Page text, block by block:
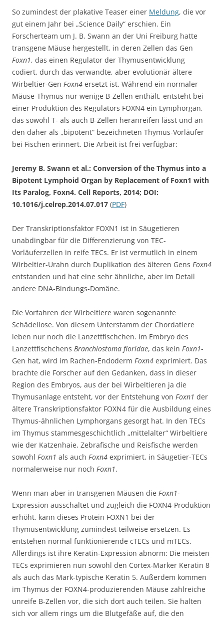
So zumindest der plakative Teaser einer Meldung, die vor
gut einem Jahr bei „Science Daily“ erschien. Ein
Forscherteam um J. B. Swann an der Uni Freiburg hatte
transgene Mäuse hergestellt, in deren Zellen das Gen
Foxn1, das einen Regulator der Thymusentwicklung
codiert, durch das verwandte, aber evolutionär ältere
Wirbeltier-Gen Foxn4 ersetzt ist. Während ein normaler
Mäuse-Thymus nur wenige B-Zellen enthält, entsteht bei
einer Produktion des Regulators FOXN4 ein Lymphorgan,
das sowohl T- als auch B-Zellen heranreifen lässt und an
den daher als „bipotent“ bezeichneten Thymus-Vorläufer
bei Fischen erinnert. Die Arbeit ist frei verfügbar:
Jeremy B. Swann et al.: Conversion of the Thymus into a
Bipotent Lymphoid Organ by Replacement of Foxn1 with
Its Paralog, Foxn4. Cell Reports, 2014; DOI:
10.1016/j.celrep.2014.07.017 (PDF)
Der Transkriptionsfaktor FOXN1 ist in Säugetieren
unabdingbar für die Differenzierung von TEC-
Vorläuferzellen in reife TECs. Er ist vermutlich in einem
Wirbeltier-Urahn durch Duplikation des älteren Gens Foxn4
entstanden und hat eine sehr ähnliche, aber im Detail
andere DNA-Bindungs-Domäne.
Die Vorfahren der Wirbeltiere waren sogenannte
Schädellose. Von diesem Unterstamm der Chordatiere
leben nur noch die Lanzettfischchen. Im Embryo des
Lanzettfischchens Branchiostoma floridae, das kein Foxn1-
Gen hat, wird im Rachen-Endoderm Foxn4 exprimiert. Das
brachte die Forscher auf den Gedanken, dass in dieser
Region des Embryos, aus der bei Wirbeltieren ja die
Thymusanlage entsteht, vor der Entstehung von Foxn1 der
ältere Transkriptionsfaktor FOXN4 für die Ausbildung eines
Thymus-ähnlichen Lymphorgans gesorgt hat. In den TECs
im Thymus stammesgeschichtlich „mittelalter“ Wirbeltiere
wie der Katzenhaie, Zebrafische und Reisfische werden
sowohl Foxn1 als auch Foxn4 exprimiert, in Säugetier-TECs
normalerweise nur noch Foxn1.
Wenn man aber in transgenen Mäusen die Foxn1-
Expression ausschaltet und zugleich die FOXN4-Produktion
erhöht, kann dieses Protein FOXN1 bei der
Thymusentwicklung zumindest teilweise ersetzen. Es
entstehen normal funktionierende cTECs und mTECs.
Allerdings ist ihre Keratin-Expression abnorm: Die meisten
TECs exprimieren nun sowohl den Cortex-Marker Keratin 8
als auch das Mark-typische Keratin 5. Außerdem kommen
im Thymus der FOXN4-produzierenden Mäuse zahlreiche
unreife B-Zellen vor, die sich dort auch teilen. Sie halten
sich vor allem rings um die Blutgefäße auf, die den